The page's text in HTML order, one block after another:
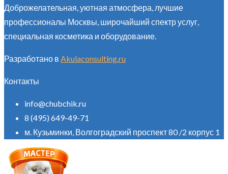
Доброжелательная, уютная атмосфера, лучшие
профессионалы Москвы, широчайший спектр услуг,
специальная косметика и оборудование.
Разработано в Akulaconsulting.ru
Контакты
info@chubchik.ru
8 (495) 649-49-71
м. Кузьминки, Волгоградский проспект 80 /2 корпус 1